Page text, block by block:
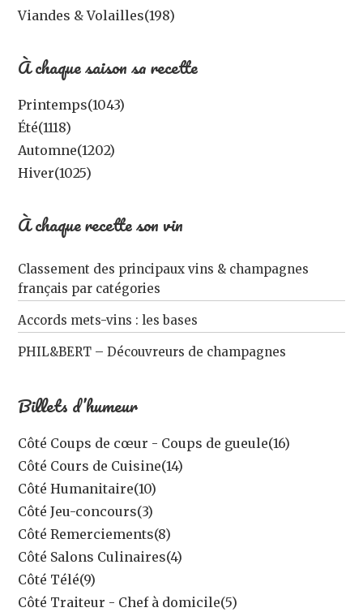
Viandes & Volailles(198)
À chaque saison sa recette
Printemps(1043)
Été(1118)
Automne(1202)
Hiver(1025)
À chaque recette son vin
Classement des principaux vins & champagnes
français par catégories
Accords mets-vins : les bases
PHIL&BERT – Découvreurs de champagnes
Billets d’humeur
Côté Coups de cœur - Coups de gueule(16)
Côté Cours de Cuisine(14)
Côté Humanitaire(10)
Côté Jeu-concours(3)
Côté Remerciements(8)
Côté Salons Culinaires(4)
Côté Télé(9)
Côté Traiteur - Chef à domicile(5)